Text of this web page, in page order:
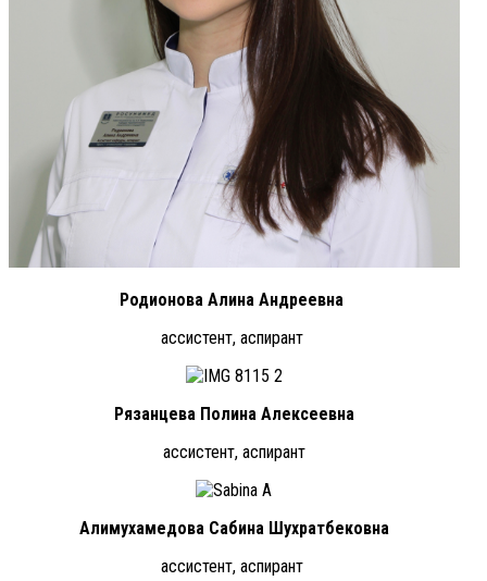
Родионова Алина Андреевна
ассистент, аспирант
Рязанцева Полина Алексеевна
ассистент, аспирант
Алимухамедова Сабина Шухратбековна
ассистент, аспирант